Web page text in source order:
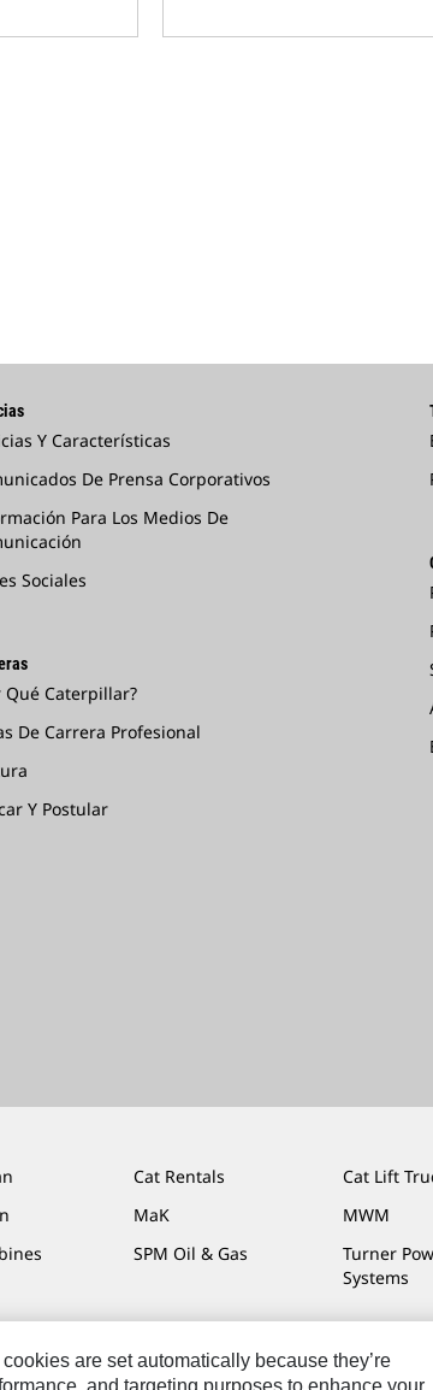
Y Características
De Prensa Corporativos
Para Los Medios De
Sociales
Qué Caterpillar?
De Carrera Profesional
Y Postular
Cat Rentals Cat Lift
MaK MWM
SPM Oil & Gas
Turner
Systems
are set automatically because they’re
and targeting purposes to enhance your